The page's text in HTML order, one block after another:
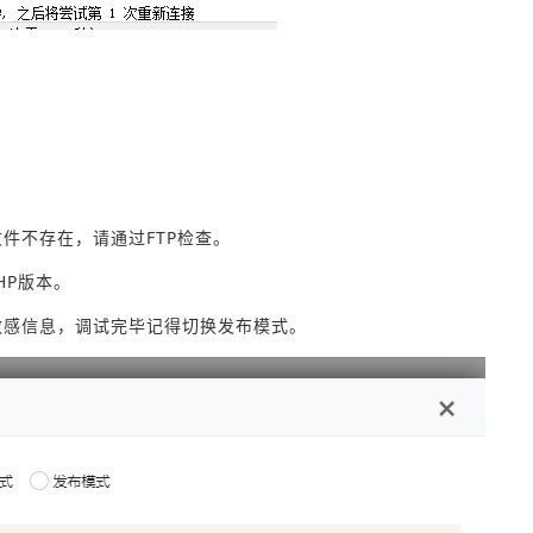
存在，请通过FTP检查。
版本。
信息，调试完毕记得切换发布模式。